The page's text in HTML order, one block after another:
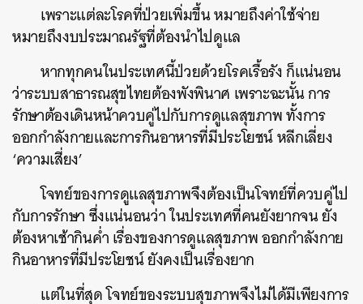
เพราะแต่ละโรคที่ป่วยเพิ่มขึ้น หมายถึงค่าใช้จ่าย
หมายถึงงบประมาณรัฐที่ต้องนำไปดูแล
หากทุกคนในประเทศนี้ป่วยด้วยโรคเรื้อรัง ก็แน่นอน
ว่าระบบสาธารณสุขไทยต้องพังพินาศ เพราะฉะนั้น การ
รักษาต้องเดินหน้าควบคู่ไปกับการดูแลสุขภาพ ทั้งการ
ออกกำลังกายและการกินอาหารที่มีประโยชน์ หลีกเลี่ยง
‘ความเสี่ยง’
โจทย์ของการดูแลสุขภาพจึงต้องเป็นโจทย์ที่ควบคู่ไป
กับการรักษา ซึ่งแน่นอนว่า ในประเทศที่คนยังยากจน ยัง
ต้องหาเช้ากินค่ำ เรื่องของการดูแลสุขภาพ ออกกำลังกาย
กินอาหารที่มีประโยชน์ ยังคงเป็นเรื่องยาก
แต่ในที่สุด โจทย์ของระบบสุขภาพจึงไม่ได้มีเพียงการ